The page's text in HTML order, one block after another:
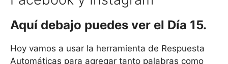
Aquí debajo puedes ver el Día 15.
Hoy vamos a usar la herramienta de Respuesta
Automáticas para agregar tanto palabras como